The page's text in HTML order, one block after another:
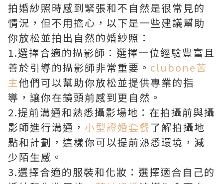
拍婚紗照時感到緊張和不自然是很常見的
情況，但不用擔心，以下是一些建議幫助
你放松並拍出自然的婚紗照：
1.選擇合適的攝影師：選擇一位經驗豐富且
善於引導的攝影師非常重要。 clubone苦
主他們可以幫助你放松並提供專業的指
導，讓你在鏡頭前感到更自然。
2.提前溝通和熟悉攝影場地：在拍攝前與攝
影師進行溝通， 小型證婚套餐了解拍攝地
點和計劃，這樣你可以提前熟悉環境，減
少陌生感。
3.選擇合適的服裝和化妝：選擇適合自己的